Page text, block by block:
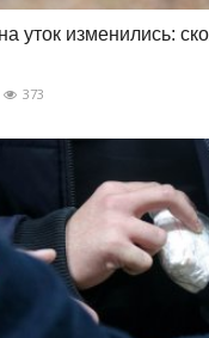
уток изменились:
373